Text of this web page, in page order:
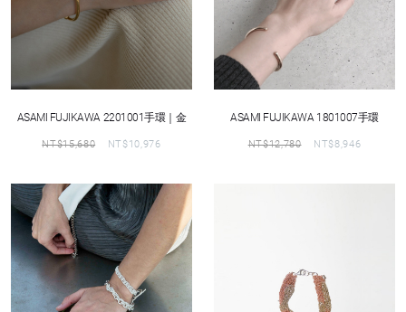
ASAMI FUJIKAWA 2201001手環｜金
NT$15,680 NT$10,976
ASAMI FUJIKAWA 1801007手環
NT$12,780 NT$8,946